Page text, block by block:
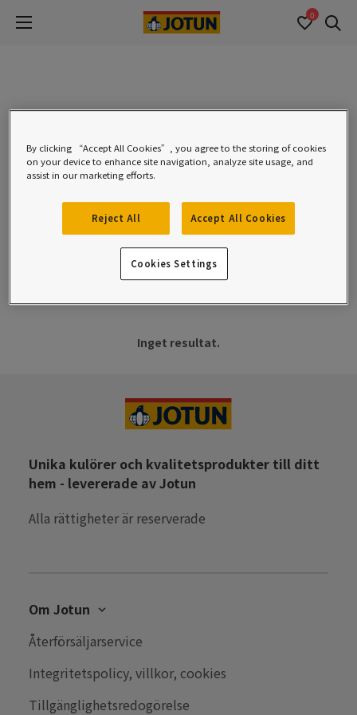
0
Produktnamn *
Inget resultat.
Unika kulörer och kvalitetsprodukter till ditt
hem - levererade av Jotun
Alla rättigheter är reserverade
Om Jotun
Kontakta oss
Karriär
Press
Återförsäljarservice
Integritetspolicy, villkor, cookies
Tillgänglighetsredogörelse
By clicking “Accept All Cookies”, you agree to the storing of cookies
on your device to enhance site navigation, analyze site usage, and
assist in our marketing efforts.
Reject All Accept All Cookies
Cookies Settings